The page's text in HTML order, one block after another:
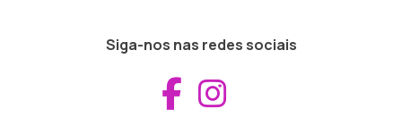
Siga-nos nas redes sociais
Aceder ao